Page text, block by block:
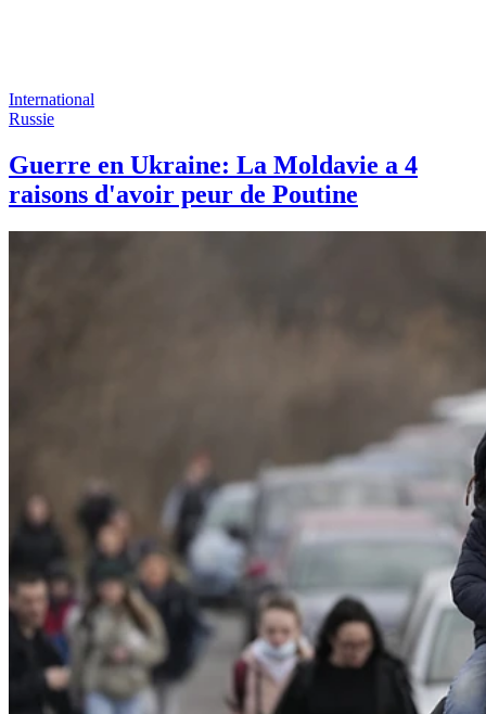
International
Russie
Guerre en Ukraine: La Moldavie a 4
raisons d'avoir peur de Poutine